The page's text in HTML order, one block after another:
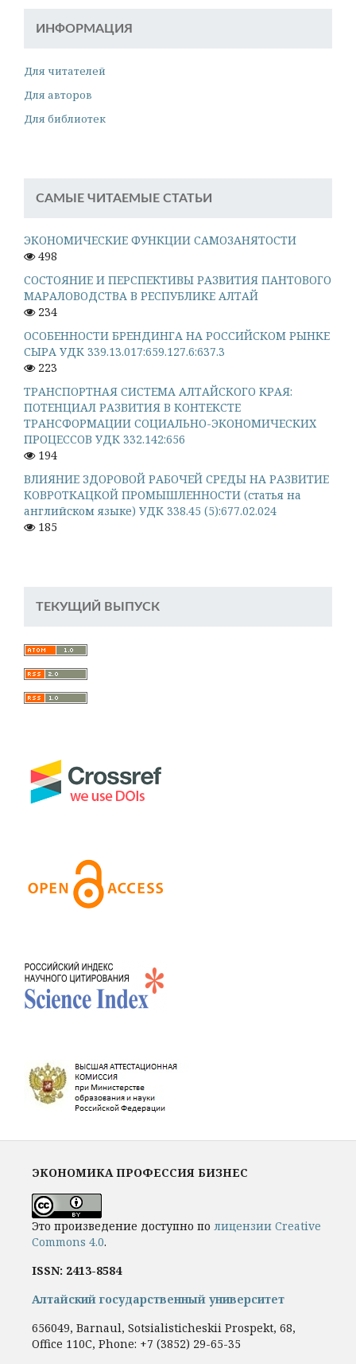
ИНФОРМАЦИЯ
Для читателей
Для авторов
Для библиотек
САМЫЕ ЧИТАЕМЫЕ СТАТЬИ
ЭКОНОМИЧЕСКИЕ ФУНКЦИИ САМОЗАНЯТОСТИ
498
СОСТОЯНИЕ И ПЕРСПЕКТИВЫ РАЗВИТИЯ ПАНТОВОГО
МАРАЛОВОДСТВА В РЕСПУБЛИКЕ АЛТАЙ
234
ОСОБЕННОСТИ БРЕНДИНГА НА РОССИЙСКОМ РЫНКЕ
СЫРА УДК 339.13.017:659.127.6:637.3
223
ТРАНСПОРТНАЯ СИСТЕМА АЛТАЙСКОГО КРАЯ:
ПОТЕНЦИАЛ РАЗВИТИЯ В КОНТЕКСТЕ
ТРАНСФОРМАЦИИ СОЦИАЛЬНО-ЭКОНОМИЧЕСКИХ
ПРОЦЕССОВ УДК 332.142:656
194
ВЛИЯНИЕ ЗДОРОВОЙ РАБОЧЕЙ СРЕДЫ НА РАЗВИТИЕ
КОВРОТКАЦКОЙ ПРОМЫШЛЕННОСТИ (статья на
английском языке) УДК 338.45 (5):677.02.024
185
ТЕКУЩИЙ ВЫПУСК
ЭКОНОМИКА ПРОФЕССИЯ БИЗНЕС
Это произведение доступно по лицензии Creative
Commons 4.0.
ISSN: 2413-8584
Алтайский государственный университет
656049, Barnaul, Sotsialisticheskii Prospekt, 68,
Office 110C, Phone: +7 (3852) 29-65-35